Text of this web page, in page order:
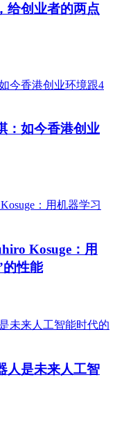
给创业者的两点
：如今香港创业
Kosuge：用
的性能
人是未来人工智